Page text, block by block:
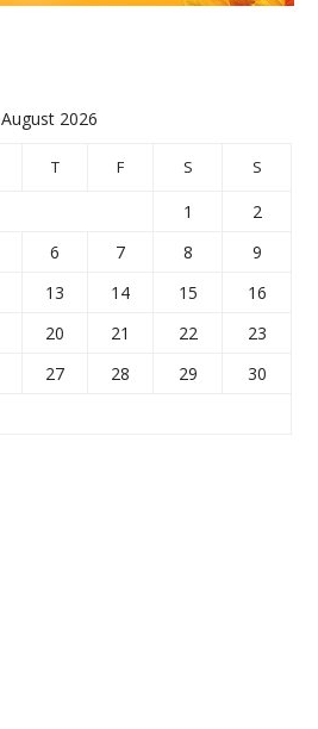
August 2026
T F S S
1
2
6 7 8
9
13 14 15
16
20 21 22
23
27 28 29
30